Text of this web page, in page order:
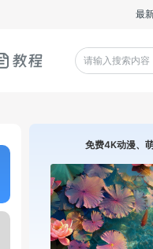
最
教程
免费4K动漫、